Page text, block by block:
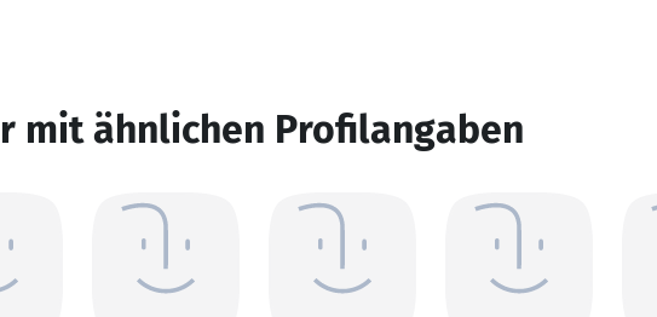
mit ähnlichen Profilangaben